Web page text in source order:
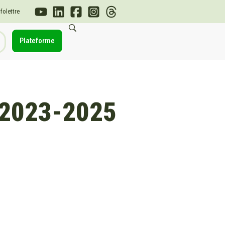
Plateforme
2025